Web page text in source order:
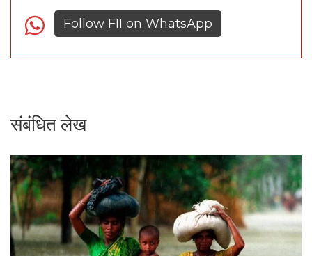
Follow FII on WhatsApp
संबंधित लेख